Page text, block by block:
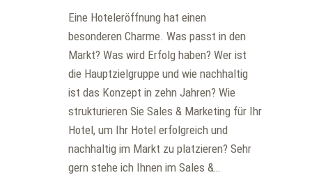
die
Hotelbuchungen
Eine Hoteleröffnung hat einen
besonderen Charme. Was passt in den
Markt? Was wird Erfolg haben? Wer ist
die Hauptzielgruppe und wie nachhaltig
ist das Konzept in zehn Jahren? Wie
strukturieren Sie Sales & Marketing für Ihr
Hotel, um Ihr Hotel erfolgreich und
nachhaltig im Markt zu platzieren? Sehr
gern stehe ich Ihnen im Sales &…